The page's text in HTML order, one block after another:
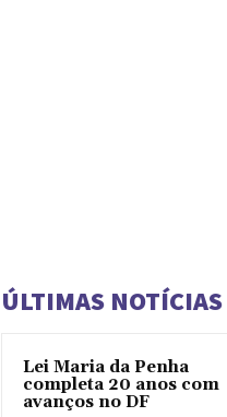
ÚLTIMAS NOTÍCIAS
Lei Maria da Penha
completa 20 anos com
avanços no DF